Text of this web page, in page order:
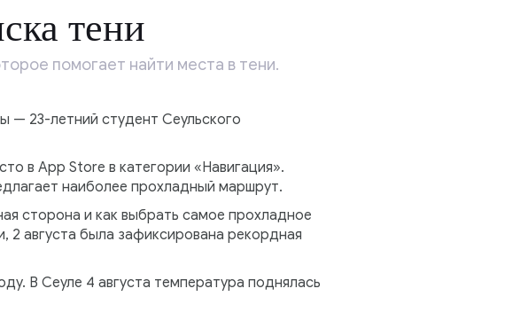
тени
помогает найти места в тени.
— 23-летний студент Сеульского
в App Store в категории «Навигация».
наиболее прохладный маршрут.
сторона и как выбрать самое прохладное
августа была зафиксирована рекордная
В Сеуле 4 августа температура поднялась